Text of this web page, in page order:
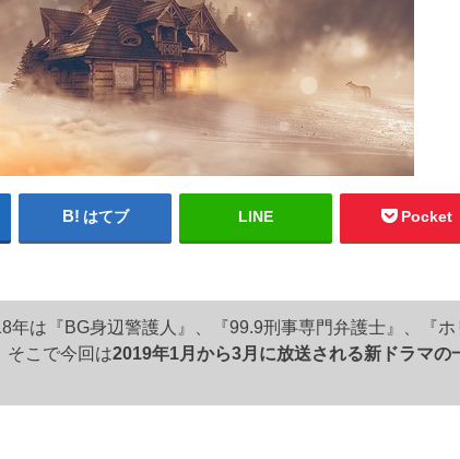
はてブ LINE Pocket
は『BG身辺警護人』、『99.9刑事専門弁護士』、『ホ
そこで今回は2019年1月から3月に放送される新ドラマの